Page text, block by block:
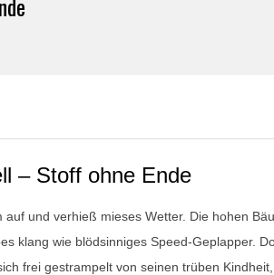
– Stoff ohne Ende
und verhieß mieses Wetter. Die hohen
klang wie blödsinniges Speed-Geplapper.
frei gestrampelt von seinen trüben